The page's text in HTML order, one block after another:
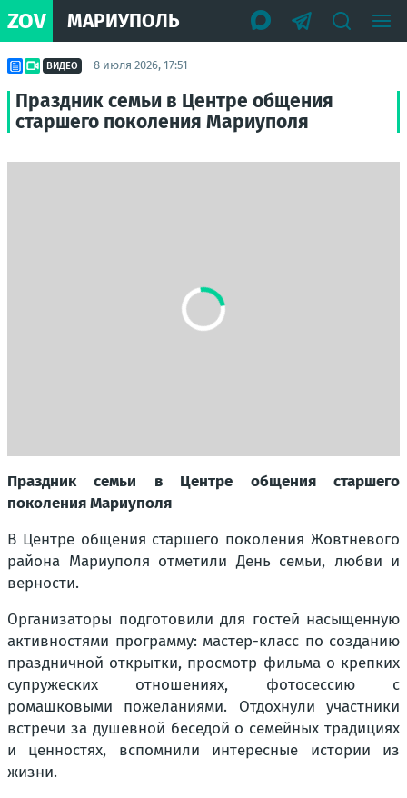
ZOV МАРИУПОЛЬ
ВИДЕО 8 июля 2026, 17:51
Праздник семьи в Центре общения
старшего поколения Мариуполя
Праздник семьи в Центре общения старшего
поколения Мариуполя
В Центре общения старшего поколения Жовтневого
района Мариуполя отметили День семьи, любви и
верности.
Организаторы подготовили для гостей насыщенную
активностями программу: мастер-класс по созданию
праздничной открытки, просмотр фильма о крепких
супружеских отношениях, фотосессию с
ромашковыми пожеланиями. Отдохнули участники
встречи за душевной беседой о семейных традициях
и ценностях, вспомнили интересные истории из
жизни.